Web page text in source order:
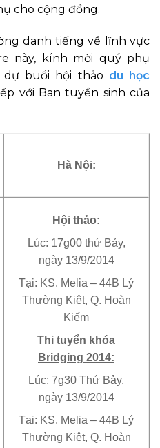
cho cộng đồng.
danh tiếng về lĩnh vực
này, kính mời quý phụ
dự buổi hội thảo du học
với Ban tuyển sinh của
Hà Nội:
Hội thảo:
Lúc: 17g00 thứ Bảy,
ngày 13/9/2014
Tại: KS. Melia – 44B Lý
Thường Kiệt, Q. Hoàn
Kiếm
Thi tuyển khóa
Bridging 2014:
Lúc: 7g30 Thứ Bảy,
ngày 13/9/2014
Tại: KS. Melia – 44B Lý
Thường Kiệt, Q. Hoàn